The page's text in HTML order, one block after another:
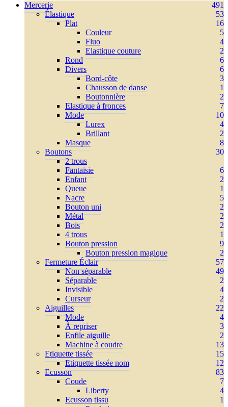
Mercerie
491
Élastique
53
Plat
16
Couleur
5
Fluo
4
Elastique couture
2
Rond
6
Divers
6
Bord-côte
3
Chausson de danse
1
Boutonnière
2
Elastique à fronces
7
Mode
10
Lurex
4
Brillant
2
Masque
8
Boutons
30
2 trous
Fantaisie
6
Enfant
2
Queue
1
Nacre
5
Bouton uni
2
Métal
2
Bois
2
4 trous
1
Bouton pression
9
Bouton pression magique
2
Fermeture Éclair
57
Non séparable
49
Séparable
2
Invisible
4
Curseur
2
Aiguilles
22
Mode
4
À repriser
3
Enfile aiguille
2
Machine à coudre
13
Etiquette tissée
15
Etiquette tissée nom
12
Ecusson
83
Coude
7
Liberty
4
Ecusson tissu
1